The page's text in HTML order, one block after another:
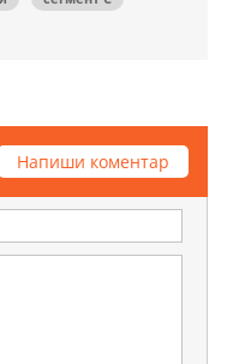
Напиши коментар